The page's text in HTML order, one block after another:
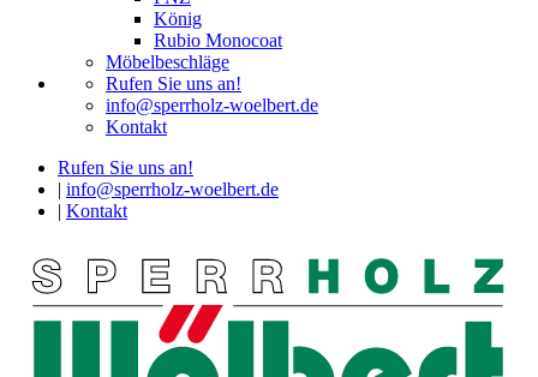
König
Rubio Monocoat
Möbelbeschläge
Rufen Sie uns an!
info@sperrholz-woelbert.de
Kontakt
Rufen Sie uns an!
info@sperrholz-woelbert.de
Kontakt